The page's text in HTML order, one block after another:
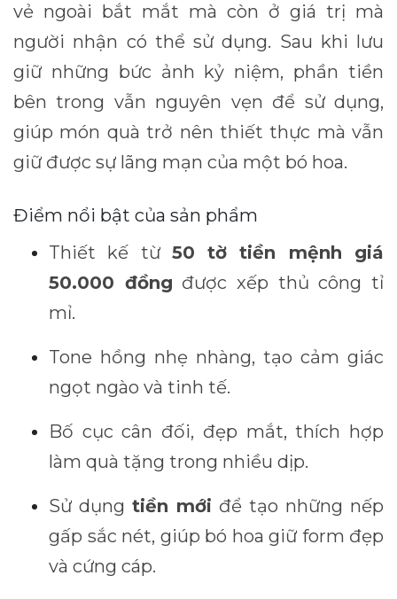
vẻ ngoài bắt mắt mà còn ở giá trị mà
người nhận có thể sử dụng. Sau khi lưu
giữ những bức ảnh kỷ niệm, phần tiền
bên trong vẫn nguyên vẹn để sử dụng,
giúp món quà trở nên thiết thực mà vẫn
giữ được sự lãng mạn của một bó hoa.
Điểm nổi bật của sản phẩm
Thiết kế từ 50 tờ tiền mệnh giá
50.000 đồng được xếp thủ công tỉ
mỉ.
Tone hồng nhẹ nhàng, tạo cảm giác
ngọt ngào và tinh tế.
Bố cục cân đối, đẹp mắt, thích hợp
làm quà tặng trong nhiều dịp.
Sử dụng tiền mới để tạo những nếp
gấp sắc nét, giúp bó hoa giữ form đẹp
và cứng cáp.